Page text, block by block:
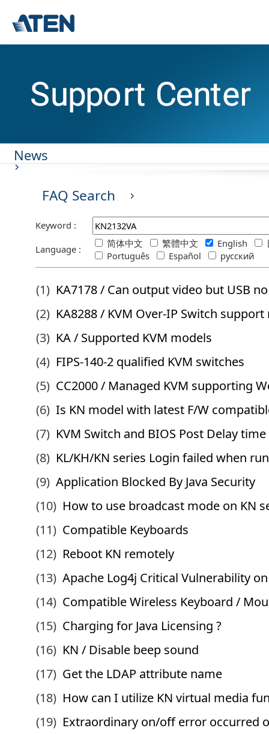
News
FAQ Search
Keyword :
Language :
简体中文 繁體中文 English
Português
Español русский